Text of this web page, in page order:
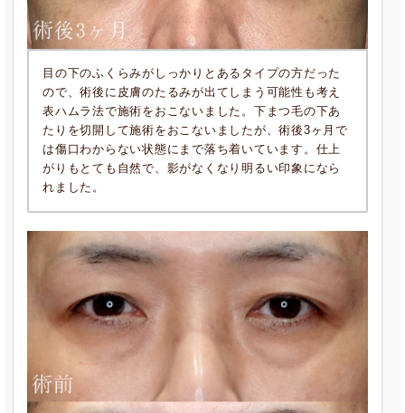
目の下のふくらみがしっかりとあるタイプの方だった
ので、術後に皮膚のたるみが出てしまう可能性も考え
表ハムラ法で施術をおこないました。下まつ毛の下あ
たりを切開して施術をおこないましたが、術後3ヶ月で
は傷口わからない状態にまで落ち着いています。仕上
がりもとても自然で、影がなくなり明るい印象になら
れました。